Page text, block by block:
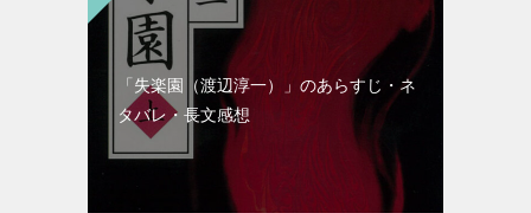
「失楽園（渡辺淳一）」のあらすじ・ネ
タバレ・長文感想